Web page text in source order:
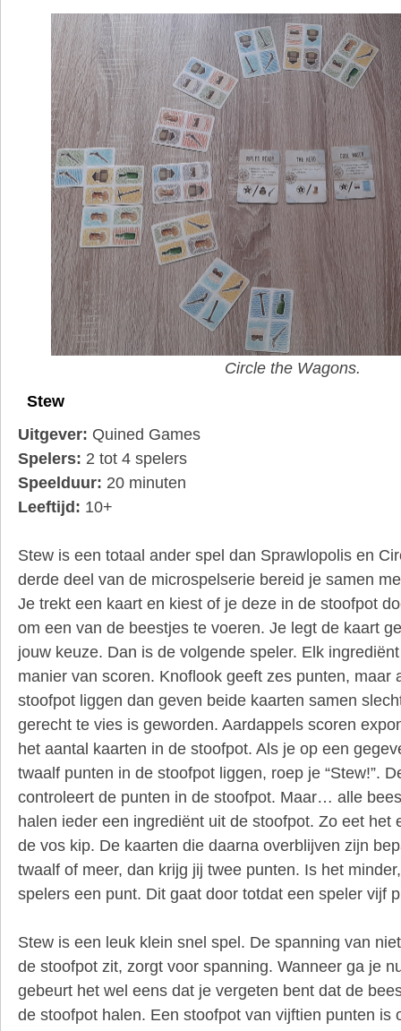
Circle the Wagons.
Stew
Uitgever: Quined Games
Spelers: 2 tot 4 spelers
Speelduur: 20 minuten
Leeftijd: 10+
Stew is een totaal ander spel dan Sprawlopolis en
derde deel van de microspelserie bereid je samen
Je trekt een kaart en kiest of je deze in de stoofpot
om een van de beestjes te voeren. Je legt de kaart
jouw keuze. Dan is de volgende speler. Elk
manier van scoren. Knoflook geeft zes punten, maar
stoofpot liggen dan geven beide kaarten samen
gerecht te vies is geworden. Aardappels scoren
het aantal kaarten in de stoofpot. Als je op een
twaalf punten in de stoofpot liggen, roep je “Stew!”.
controleert de punten in de stoofpot. Maar… alle
halen ieder een ingrediënt uit de stoofpot. Zo eet het
de vos kip. De kaarten die daarna overblijven zijn
twaalf of meer, dan krijg jij twee punten. Is het
spelers een punt. Dit gaat door totdat een speler vijf
Stew is een leuk klein snel spel. De spanning van
de stoofpot zit, zorgt voor spanning. Wanneer ga je
gebeurt het wel eens dat je vergeten bent dat de
de stoofpot halen. Een stoofpot van vijftien punten is